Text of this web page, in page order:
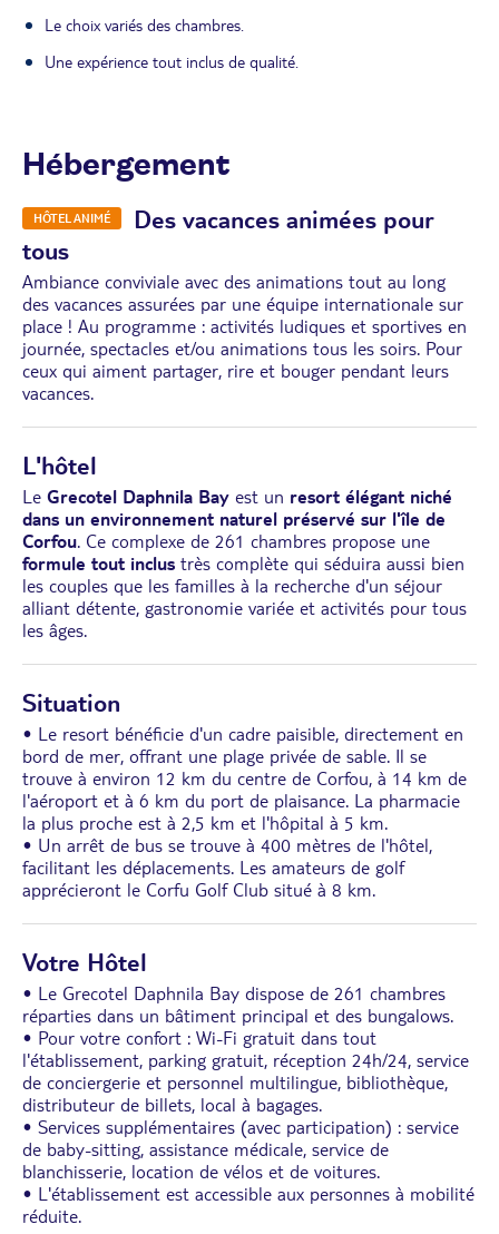
Le choix variés des chambres.
Une expérience tout inclus de qualité.
Hébergement
HÔTEL ANIMÉ
Des vacances animées pour
tous
Ambiance conviviale avec des animations tout au long
des vacances assurées par une équipe internationale sur
place ! Au programme : activités ludiques et sportives en
journée, spectacles et/ou animations tous les soirs. Pour
ceux qui aiment partager, rire et bouger pendant leurs
vacances.
L'hôtel
Le Grecotel Daphnila Bay est un resort élégant niché
dans un environnement naturel préservé sur l'île de
Corfou. Ce complexe de 261 chambres propose une
formule tout inclus très complète qui séduira aussi bien
les couples que les familles à la recherche d'un séjour
alliant détente, gastronomie variée et activités pour tous
les âges.
Situation
• Le resort bénéficie d'un cadre paisible, directement en
bord de mer, offrant une plage privée de sable. Il se
trouve à environ 12 km du centre de Corfou, à 14 km de
l'aéroport et à 6 km du port de plaisance. La pharmacie
la plus proche est à 2,5 km et l'hôpital à 5 km.
• Un arrêt de bus se trouve à 400 mètres de l'hôtel,
facilitant les déplacements. Les amateurs de golf
apprécieront le Corfu Golf Club situé à 8 km.
Votre Hôtel
• Le Grecotel Daphnila Bay dispose de 261 chambres
réparties dans un bâtiment principal et des bungalows.
• Pour votre confort : Wi-Fi gratuit dans tout
l'établissement, parking gratuit, réception 24h/24, service
de conciergerie et personnel multilingue, bibliothèque,
distributeur de billets, local à bagages.
• Services supplémentaires (avec participation) : service
de baby-sitting, assistance médicale, service de
blanchisserie, location de vélos et de voitures.
• L'établissement est accessible aux personnes à mobilité
réduite.